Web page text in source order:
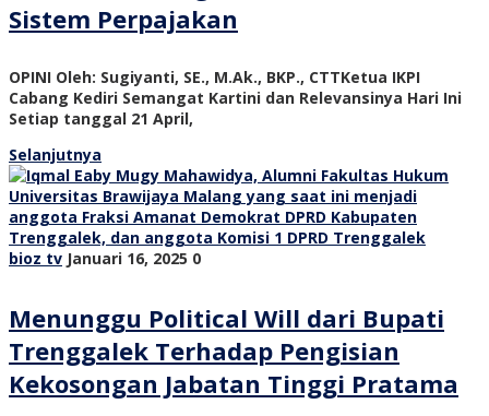
Sistem Perpajakan
OPINI Oleh: Sugiyanti, SE., M.Ak., BKP., CTTKetua IKPI
Cabang Kediri Semangat Kartini dan Relevansinya Hari Ini
Setiap tanggal 21 April,
Selanjutnya
bioz tv Januari 16, 2025 0
Menunggu Political Will dari Bupati
Trenggalek Terhadap Pengisian
Kekosongan Jabatan Tinggi Pratama